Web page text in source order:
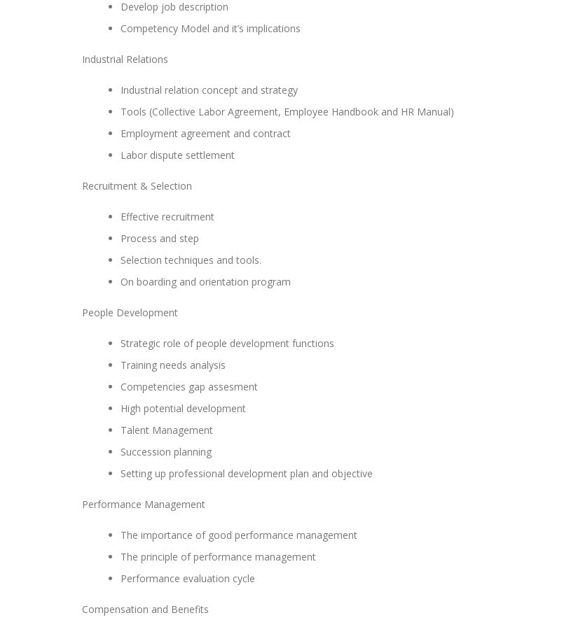
Develop job description
Competency Model and it’s implications
Industrial Relations
Industrial relation concept and strategy
Tools (Collective Labor Agreement, Employee Handbook and HR Manual)
Employment agreement and contract
Labor dispute settlement
Recruitment & Selection
Effective recruitment
Process and step
Selection techniques and tools.
On boarding and orientation program
People Development
Strategic role of people development functions
Training needs analysis
Competencies gap assesment
High potential development
Talent Management
Succession planning
Setting up professional development plan and objective
Performance Management
The importance of good performance management
The principle of performance management
Performance evaluation cycle
Compensation and Benefits